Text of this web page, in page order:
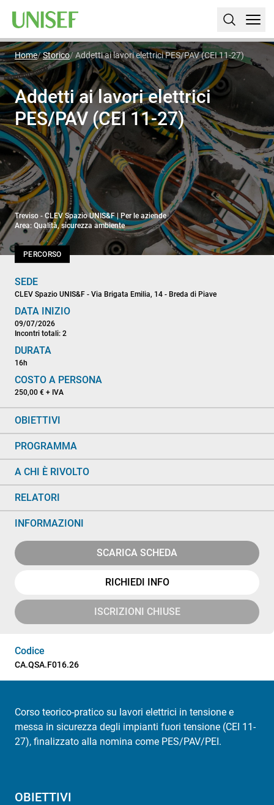
Home Storico Addetti ai lavori elettrici PES/PAV (CEI 11-27)
Addetti ai lavori elettrici
PES/PAV (CEI 11-27)
Treviso - CLEV Spazio UNIS&F | Per le aziende
Area: Qualità, sicurezza ambiente
PERCORSO
SEDE
CLEV Spazio UNIS&F - Via Brigata Emilia, 14 - Breda di Piave
DATA INIZIO
09/07/2026
Incontri totali: 2
DURATA
16h
COSTO A PERSONA
250,00 € + IVA
OBIETTIVI
PROGRAMMA
A CHI È RIVOLTO
RELATORI
INFORMAZIONI
SCARICA SCHEDA
RICHIEDI INFO
ISCRIZIONI CHIUSE
Codice
CA.QSA.F016.26
Corso teorico-pratico su lavori elettrici in tensione e
messa in sicurezza degli impianti fuori tensione (CEI 11-
27), finalizzato alla nomina come PES/PAV/PEI.
OBIETTIVI